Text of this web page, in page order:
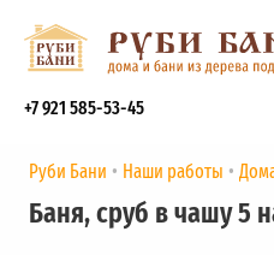
+7 921 585-53-45
Руби Бани Наши работы
Баня, сруб в чашу 5